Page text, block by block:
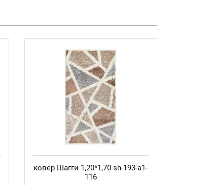
ковер Шагги 1,20*1,70 sh-193-а1-
116